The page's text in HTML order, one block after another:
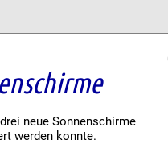
neue Sonnenschirme
werden konnte.